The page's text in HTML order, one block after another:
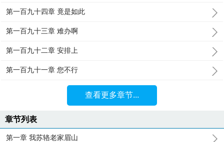
第一百九十四章 竟是如此
第一百九十三章 难办啊
第一百九十二章 安排上
第一百九十一章 您不行
查看更多章节...
章节列表
第一章 我苏辂老家眉山